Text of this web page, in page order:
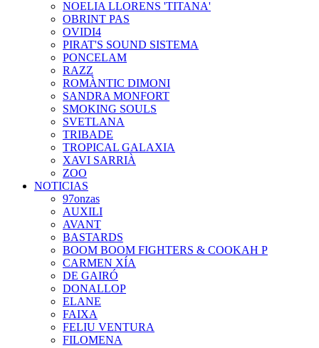
NOELIA LLORENS 'TITANA'
OBRINT PAS
OVIDI4
PIRAT'S SOUND SISTEMA
PONCELAM
RAZZ
ROMÀNTIC DIMONI
SANDRA MONFORT
SMOKING SOULS
SVETLANA
TRIBADE
TROPICAL GALAXIA
XAVI SARRIÀ
ZOO
NOTICIAS
97onzas
AUXILI
AVANT
BASTARDS
BOOM BOOM FIGHTERS & COOKAH P
CARMEN XÍA
DE GAIRÓ
DONALLOP
ELANE
FAIXA
FELIU VENTURA
FILOMENA